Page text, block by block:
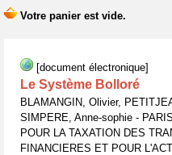
[document électronique]
Le Système Bolloré
BLAMANGIN, Olivier,
SIMPERE, Anne-sophie -
POUR LA TAXATION DES
FINANCIERES ET POUR